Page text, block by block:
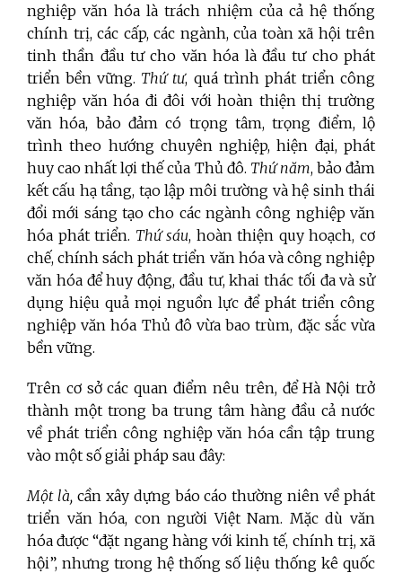
nghiệp văn hóa là trách nhiệm của cả hệ thống
chính trị, các cấp, các ngành, của toàn xã hội trên
tinh thần đầu tư cho văn hóa là đầu tư cho phát
triển bền vững. Thứ tư, quá trình phát triển công
nghiệp văn hóa đi đôi với hoàn thiện thị trường
văn hóa, bảo đảm có trọng tâm, trọng điểm, lộ
trình theo hướng chuyên nghiệp, hiện đại, phát
huy cao nhất lợi thế của Thủ đô. Thứ năm, bảo đảm
kết cấu hạ tầng, tạo lập môi trường và hệ sinh thái
đổi mới sáng tạo cho các ngành công nghiệp văn
hóa phát triển. Thứ sáu, hoàn thiện quy hoạch, cơ
chế, chính sách phát triển văn hóa và công nghiệp
văn hóa để huy động, đầu tư, khai thác tối đa và sử
dụng hiệu quả mọi nguồn lực để phát triển công
nghiệp văn hóa Thủ đô vừa bao trùm, đặc sắc vừa
bền vững.
Trên cơ sở các quan điểm nêu trên, để Hà Nội trở
thành một trong ba trung tâm hàng đầu cả nước
về phát triển công nghiệp văn hóa cần tập trung
vào một số giải pháp sau đây:
Một là, cần xây dựng báo cáo thường niên về phát
triển văn hóa, con người Việt Nam. Mặc dù văn
hóa được “đặt ngang hàng với kinh tế, chính trị, xã
hội”, nhưng trong hệ thống số liệu thống kê quốc